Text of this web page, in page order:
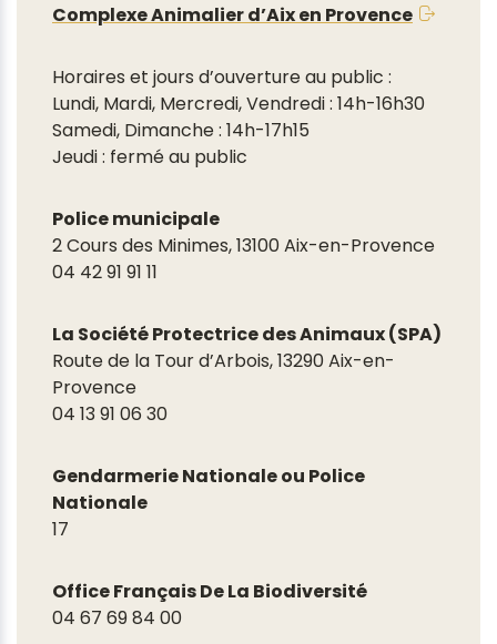
Complexe Animalier d’Aix en Provence
Horaires et jours d’ouverture au public :
Lundi, Mardi, Mercredi, Vendredi : 14h-16h30
Samedi, Dimanche : 14h-17h15
Jeudi : fermé au public
Police municipale
2 Cours des Minimes, 13100 Aix-en-Provence
04 42 91 91 11
La Société Protectrice des Animaux (SPA)
Route de la Tour d’Arbois, 13290 Aix-en-
Provence
04 13 91 06 30
Gendarmerie Nationale ou Police
Nationale
17
Office Français De La Biodiversité
04 67 69 84 00